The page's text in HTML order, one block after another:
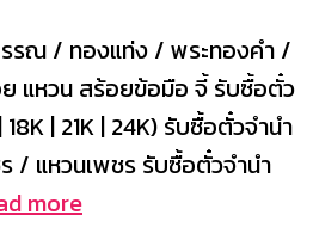
รณ / ทองแท่ง / พระทองคำ /
แหวน สร้อยข้อมือ จี้ รับซื้อตั๋ว
| 21K | 24K) รับซื้อตั๋วจำนำ
/ แหวนเพชร รับซื้อตั๋วจำนำ
more